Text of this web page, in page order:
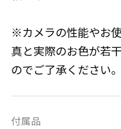
※カメラの性能やお
真と実際のお色が若
のでご了承ください。
付属品